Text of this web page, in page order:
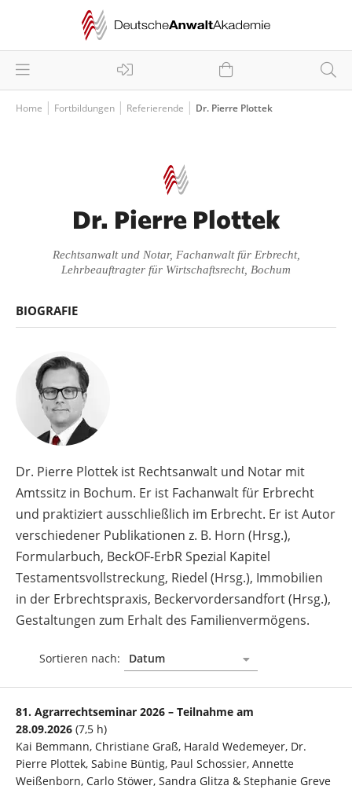
Home Fortbildungen Referierende Dr. Pierre Plottek
Dr. Pierre Plottek
Rechtsanwalt und Notar, Fachanwalt für Erbrecht,
Lehrbeauftragter für Wirtschaftsrecht, Bochum
BIOGRAFIE
Dr. Pierre Plottek ist Rechtsanwalt und Notar mit
Amtssitz in Bochum. Er ist Fachanwalt für Erbrecht
und praktiziert ausschließlich im Erbrecht. Er ist Autor
verschiedener Publikationen z. B. Horn (Hrsg.),
Formularbuch, BeckOF-ErbR Spezial Kapitel
Testamentsvollstreckung, Riedel (Hrsg.), Immobilien
in der Erbrechtspraxis, Beckervordersandfort (Hrsg.),
Gestaltungen zum Erhalt des Familienvermögens.
Sortieren nach:
81. Agrarrechtseminar 2026 – Teilnahme am
28.09.2026 (7,5 h)
Kai Bemmann, Christiane Graß, Harald Wedemeyer, Dr.
Pierre Plottek, Sabine Büntig, Paul Schossier, Annette
Weißenborn, Carlo Stöwer, Sandra Glitza & Stephanie Greve